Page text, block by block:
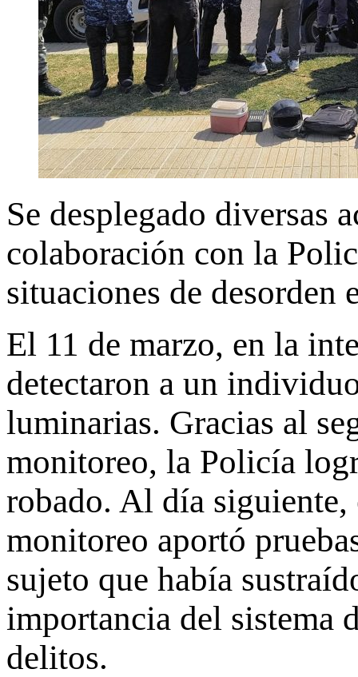
Se desplegado diversas
colaboración con la
situaciones de desorden
El 11 de marzo, en la
detectaron a un
luminarias. Gracias al
monitoreo, la Policía
robado. Al día
monitoreo aportó
sujeto que había
importancia del sistema
delitos.